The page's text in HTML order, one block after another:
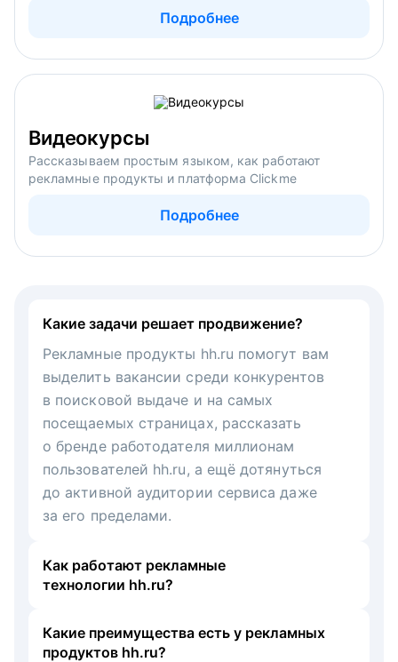
Подробнее
Видеокурсы
Рассказываем простым языком, как работают
рекламные продукты и платформа Clickme
Подробнее
Какие задачи решает продвижение?
Рекламные продукты hh.ru помогут вам
выделить вакансии среди конкурентов
в поисковой выдаче и на самых
посещаемых страницах, рассказать
о бренде работодателя миллионам
пользователей hh.ru, а ещё дотянуться
до активной аудитории сервиса даже
за его пределами.
Как работают рекламные
технологии hh.ru?
Какие преимущества есть у рекламных
продуктов hh.ru?